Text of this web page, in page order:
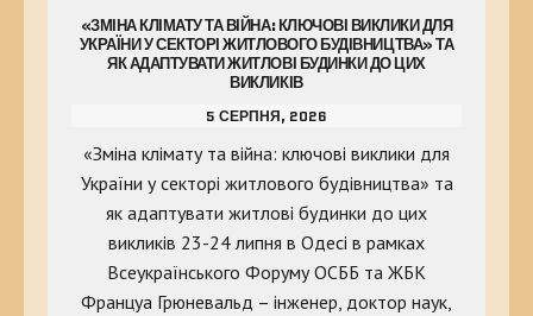
«ЗМІНА КЛІМАТУ ТА ВІЙНА: КЛЮЧОВІ ВИКЛИКИ ДЛЯ
УКРАЇНИ У СЕКТОРІ ЖИТЛОВОГО БУДІВНИЦТВА» ТА
ЯК АДАПТУВАТИ ЖИТЛОВІ БУДИНКИ ДО ЦИХ
ВИКЛИКІВ
5 СЕРПНЯ, 2026
«Зміна клімату та війна: ключові виклики для
України у секторі житлового будівництва» та
як адаптувати житлові будинки до цих
викликів 23-24 липня в Одесі в рамках
Всеукраїнського Форуму ОСББ та ЖБК
Француа Грюневальд – інженер, доктор наук,